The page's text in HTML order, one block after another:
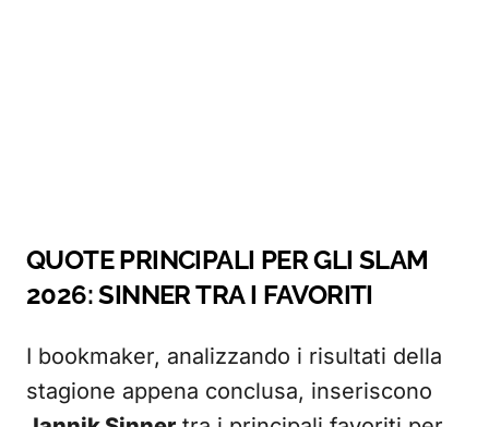
QUOTE PRINCIPALI PER GLI SLAM
2026: SINNER TRA I FAVORITI
I bookmaker, analizzando i risultati della
stagione appena conclusa, inseriscono